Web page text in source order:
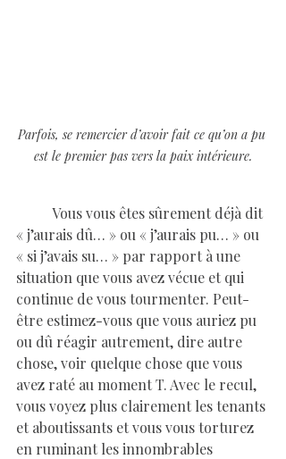
Parfois, se remercier d’avoir fait ce qu’on a pu
est le premier pas vers la paix intérieure.
« j’aurais dû… » ou « j’aurais pu… » ou
« si j’avais su… » par rapport à une
situation que vous avez vécue et qui
continue de vous tourmenter. Peut-
être estimez-vous que vous auriez pu
ou dû réagir autrement, dire autre
chose, voir quelque chose que vous
avez raté au moment T. Avec le recul,
vous voyez plus clairement les tenants
et aboutissants et vous vous torturez
en ruminant les innombrables